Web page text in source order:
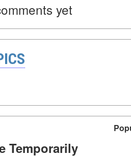
yet
Temporarily